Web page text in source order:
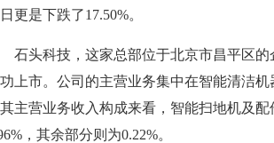
更是下跌了17.50%。
头科技，这家总部位于北京市昌平区的
上市。公司的主营业务集中在智能清洁
主营业务收入构成来看，智能扫地机及
，其余部分则为0.22%。